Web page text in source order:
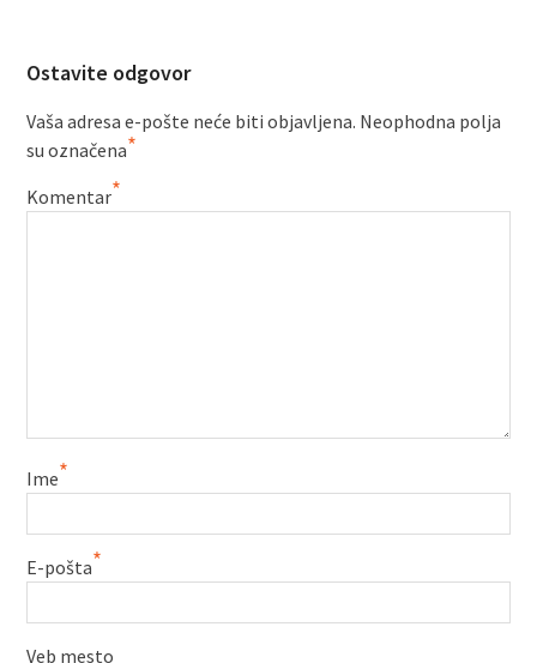
Ostavite odgovor
Vaša adresa e-pošte neće biti objavljena. Neophodna polja
su označena*
Komentar*
Ime*
E-pošta*
Veb mesto